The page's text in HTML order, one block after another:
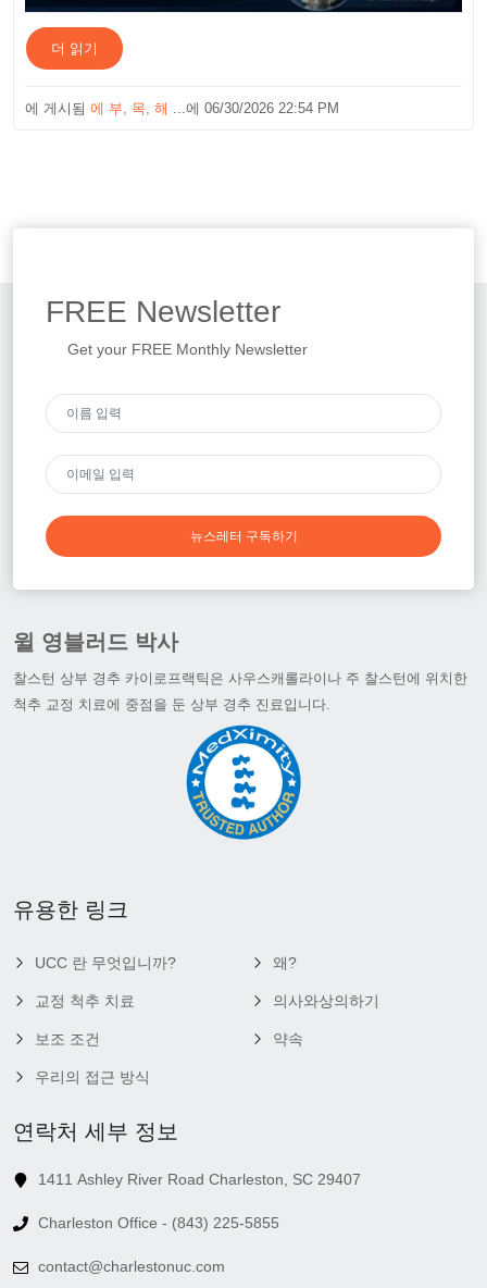
더 읽기
에 게시됨 에 부 목, 해 ...에 06/30/2026 22:54 PM
FREE Newsletter
Get your FREE Monthly Newsletter
뉴스레터 구독하기
윌 영블러드 박사
찰스턴 상부 경추 카이로프랙틱은 사우스캐롤라이나 주 찰스턴에 위치한
척추 교정 치료에 중점을 둔 상부 경추 진료입니다.
유용한 링크
UCC 란 무엇입니까?
교정 척추 치료
보조 조건
우리의 접근 방식
왜?
의사와상의하기
약속
연락처 세부 정보
1411 Ashley River Road Charleston, SC 29407
Charleston Office - (843) 225-5855
contact@charlestonuc.com